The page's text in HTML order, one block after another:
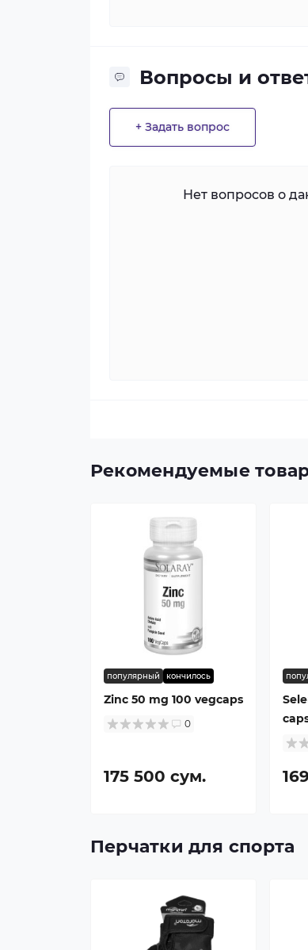
Вопросы и
+ Задать вопрос
Нет вопросов о
Рекомендуемые
популярный кончилось
Zinc 50 mg 100 vegcaps
0
175 500 сум.
Перчатки для спорта